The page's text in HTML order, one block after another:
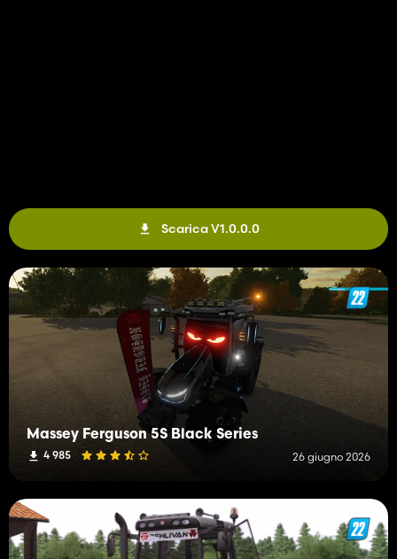
Scarica V1.0.0.0
Massey Ferguson 5S Black Series
4 985 26 giugno 2026